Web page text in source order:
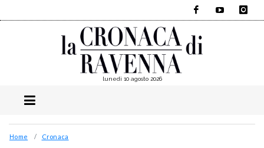
lunedì 10 agosto 2026
Home Cronaca